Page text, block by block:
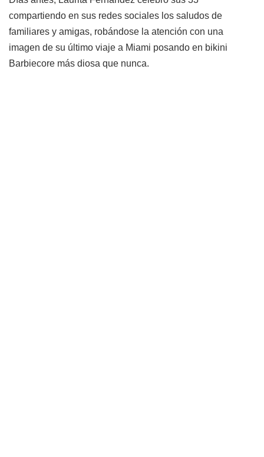
compartiendo en sus redes sociales los saludos de
familiares y amigas, robándose la atención con una
imagen de su último viaje a Miami posando en bikini
Barbiecore más diosa que nunca.